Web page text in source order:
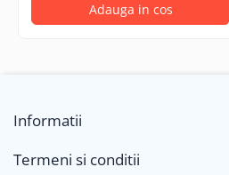
Adauga in cos
Informatii
Termeni si conditii